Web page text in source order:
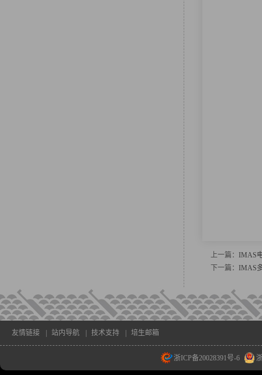
上一篇： IMAS
下一篇： IMAS
友情链接 站内导航 技术支持 培生邮箱
浙ICP备20028391号-6